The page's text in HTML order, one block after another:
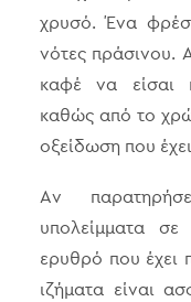
χρυσό. Ένα
νότες πράσινου.
καφέ να είσαι
καθώς από το
οξείδωση που
Αν
υπολείμματα
ερυθρό που έχει
ιζήματα είναι